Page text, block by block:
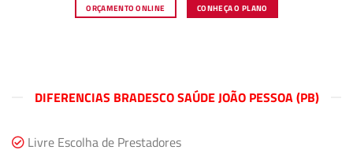
ORÇAMENTO ONLINE CONHEÇA O PLANO
DIFERENCIAS BRADESCO SAÚDE JOÃO PESSOA (PB)
Livre Escolha de Prestadores